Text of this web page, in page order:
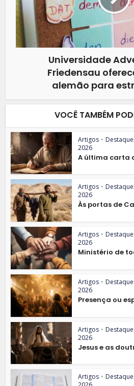
Universidade
Friedensau
alemão para
VOCÊ TAMBÉM
Artigos •
2026
A última carta
Artigos •
2026
Às portas de
Artigos •
2026
Ministério de
Artigos •
2026
Presença ou
Artigos •
2026
Jesus e as
Artigos •